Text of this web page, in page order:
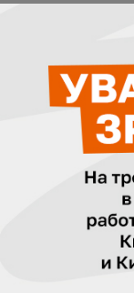
В ролях:Милош
Дибцева, Наталья
Действует
Холоп 3
комедия,
(Россия)